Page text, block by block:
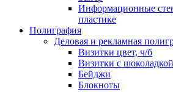
Информационные
пластике
Полиграфия
Деловая и рекламная
Визитки цвет, ч/б
Визитки с шоколадкой
Бейджи
Блокноты